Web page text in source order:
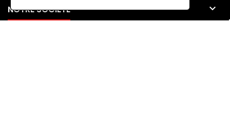
NOTRE SOCIÉTÉ 